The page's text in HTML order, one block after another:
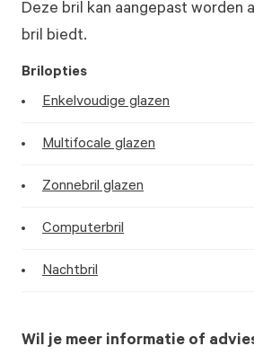
Deze bril kan aangepast worden
bril biedt.
Brilopties
Enkelvoudige glazen
Multifocale glazen
Zonnebril glazen
Computerbril
Nachtbril
Wil je meer informatie of